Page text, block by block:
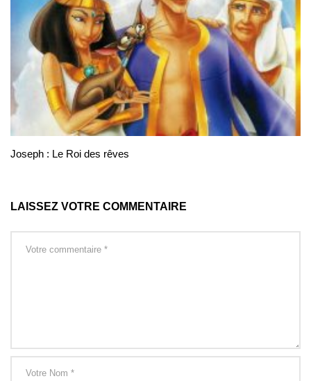
Joseph : Le Roi des rêves
LAISSEZ VOTRE COMMENTAIRE